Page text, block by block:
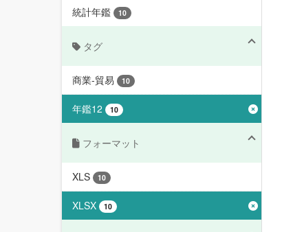
統計年鑑 10
タグ
商業-貿易 10
年鑑12 10
フォーマット
XLS 10
XLSX 10